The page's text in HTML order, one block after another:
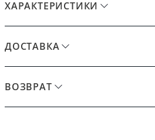
ХАРАКТЕРИСТИКИ
ДОСТАВКА
ВОЗВРАТ